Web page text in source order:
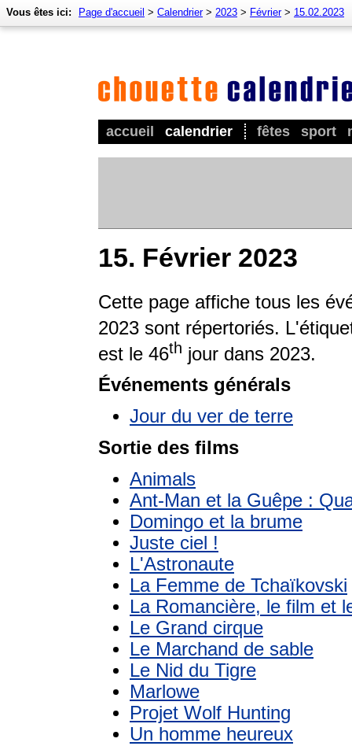
accueil calendrier fêtes sport
Vous êtes ici: Page d'accueil > Calendrier> 2023 > Février> 15.02.2023
15. Février 2023
Cette page affiche tous les
2023 sont répertoriés.
est le 46th jour dans 2023.
Événements générals
Jour du ver de terre
Sortie des films
Animals
Ant-Man et la Guêpe :
Domingo et la brume
Juste ciel !
L'Astronaute
La Femme de Tchaïkovski
La Romancière, le film et
Le Grand cirque
Le Marchand de sable
Le Nid du Tigre
Marlowe
Projet Wolf Hunting
Un homme heureux